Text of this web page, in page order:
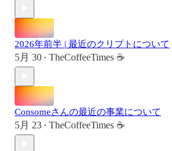
2026年前半 | 最近のクリプトについて
5月 30 • TheCoffeeTimes ☕
Consomeさんの最近の事業について
5月 23 • TheCoffeeTimes ☕